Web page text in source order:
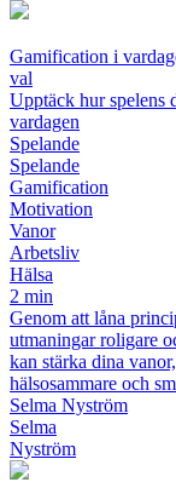
Gamification i
val
Upptäck hur spelens
vardagen
Spelande
Spelande
Gamification
Motivation
Vanor
Arbetsliv
Hälsa
2 min
Genom att låna
utmaningar roligare
kan stärka dina
hälsosammare och
Selma Nyström
Selma
Nyström